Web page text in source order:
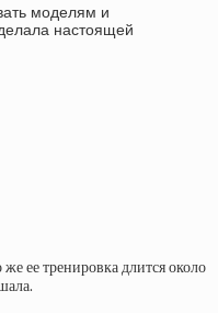
моделям и
настоящей
ее тренировка длится около